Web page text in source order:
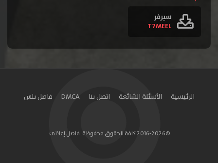
سيرفر
T7MEEL
الرئيسية الأسئلة الشائعة اتصل بنا DMCA فاصل بلس
©2016-2026 كافة الحقوق محفوظة. فاصل إعلاني.